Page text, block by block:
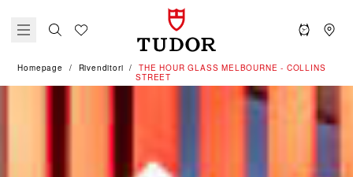
Homepage Rivenditori
‭THE HOUR GLASS MELBOURNE - COLLINS
STREET‬